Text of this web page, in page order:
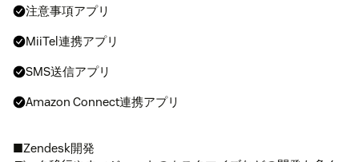
注意事項アプリ
MiiTel連携アプリ
SMS送信アプリ
Amazon Connect連携アプリ
■Zendesk開発